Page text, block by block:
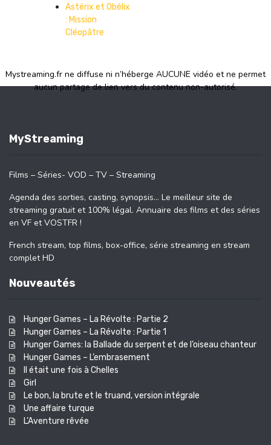
Astérix et Obélix
: Mission
Cléopâtre
Mystreaming.fr ne diffuse ni n’héberge AUCUNE vidéo et ne permet
aucun partage de lien vers du contenu non-autorisé.
MyStreaming
Films – Séries- VOD – TV – Streaming
Agenda des sorties, casting, synopsis… Le meilleur site de
streaming gratuit et 100% légal. Annuaire des films et des séries
en VF et VOSTFR !
French stream, top films, box-office, série streaming en stream
complet HD
Nouveautés
Hunger Games – La Révolte : Partie 2
Hunger Games – La Révolte : Partie 1
Hunger Games: la Ballade du serpent et de l’oiseau chanteur
Hunger Games – L’embrasement
Il était une fois à Chelles
Girl
Le bon, la brute et le truand, version intégrale
Une affaire turque
L’Aventure rêvée